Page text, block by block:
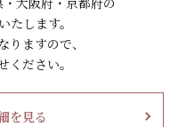
たします。
ますので、
ください。
を見る